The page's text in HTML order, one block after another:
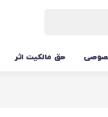
حق مالکیت اثر